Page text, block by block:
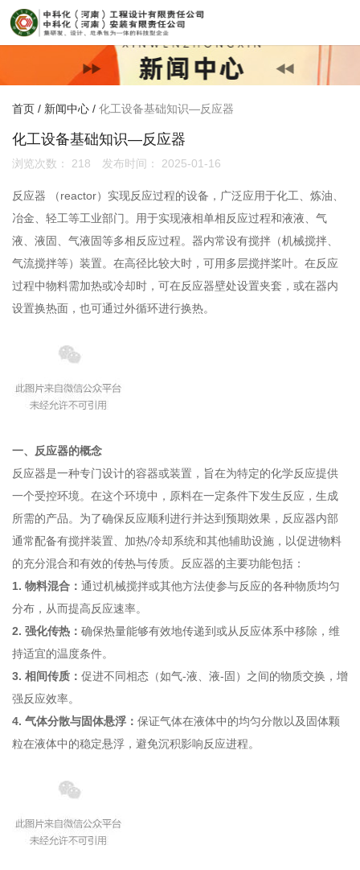
首页 / 新闻中心 / 化工设备基础知识—反应器
化工设备基础知识—反应器
浏览次数： 218 发布时间： 2025-01-16
反应器 （reactor）实现反应过程的设备，广泛应用于化工、炼油、
冶金、轻工等工业部门。用于实现液相单相反应过程和液液、气
液、液固、气液固等多相反应过程。器内常设有搅拌（机械搅拌、
气流搅拌等）装置。在高径比较大时，可用多层搅拌桨叶。在反应
过程中物料需加热或冷却时，可在反应器壁处设置夹套，或在器内
设置换热面，也可通过外循环进行换热。
一、反应器的概念
反应器是一种专门设计的容器或装置，旨在为特定的化学反应提供
一个受控环境。在这个环境中，原料在一定条件下发生反应，生成
所需的产品。为了确保反应顺利进行并达到预期效果，反应器内部
通常配备有搅拌装置、加热/冷却系统和其他辅助设施，以促进物料
的充分混合和有效的传热与传质。反应器的主要功能包括：
1. 物料混合： 通过机械搅拌或其他方法使参与反应的各种物质均匀
分布，从而提高反应速率。
2. 强化传热： 确保热量能够有效地传递到或从反应体系中移除，维
持适宜的温度条件。
3. 相间传质： 促进不同相态（如气-液、液-固）之间的物质交换，增
强反应效率。
4. 气体分散与固体悬浮： 保证气体在液体中的均匀分散以及固体颗
粒在液体中的稳定悬浮，避免沉积影响反应进程。